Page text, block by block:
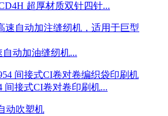
超厚材质双针四针...
自动加油缝纫机...
间接式CI卷对卷印刷机...